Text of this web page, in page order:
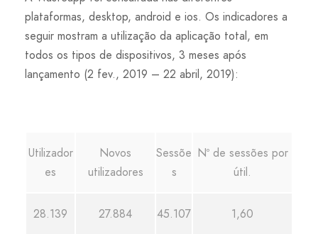
plataformas, desktop, android e ios. Os indicadores a
seguir mostram a utilização da aplicação total, em
todos os tipos de dispositivos, 3 meses após
lançamento (2 fev., 2019 – 22 abril, 2019):
Utilizador
es
Novos
utilizadores
Sessõe
s
Nº de sessões por
útil.
28.139 27.884 45.107 1,60